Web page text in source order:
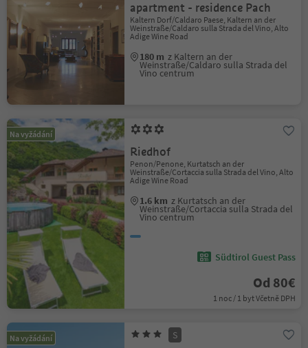
apartment - residence Pach
Kaltern Dorf/Caldaro Paese, Kaltern an der
Weinstraße/Caldaro sulla Strada del Vino, Alto
Adige Wine Road
180 m z Kaltern an der
Weinstraße/Caldaro sulla Strada del
Vino centrum
Na vyžádání
Riedhof
Penon/Penone, Kurtatsch an der
Weinstraße/Cortaccia sulla Strada del Vino, Alto
Adige Wine Road
1.6 km z Kurtatsch an der
Weinstraße/Cortaccia sulla Strada del
Vino centrum
Südtirol Guest Pass
Od 80€
1 noc / 1 byt Včetně DPH
Na vyžádání S